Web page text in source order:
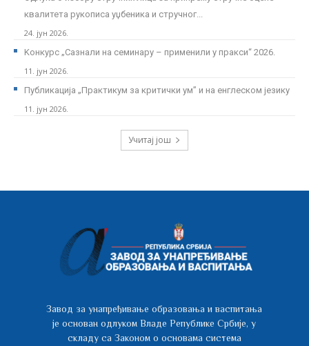
квалитета рукописа уџбеника и стручног...
24. јун 2026.
Kонкурс „Сазнали на семинару – применили у пракси“ 2026.
11. јун 2026.
Публикација „Практикум за критички ум” и на енглеском језику
11. јун 2026.
Учитај још
Завод за унапређивање образовања и васпитања
је основан одлуком Владе Републике Србије, у
складу са Законом о основама система